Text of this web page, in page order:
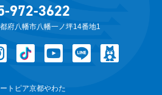
972-3622
府八幡市八幡一ノ坪14番地1
トピア京都やわた